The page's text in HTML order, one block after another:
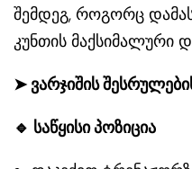
შემდეგ, როგორც
კუნთის მაქსიმალური
➤ვარჯიშის
🔹 საწყისი პოზიცია